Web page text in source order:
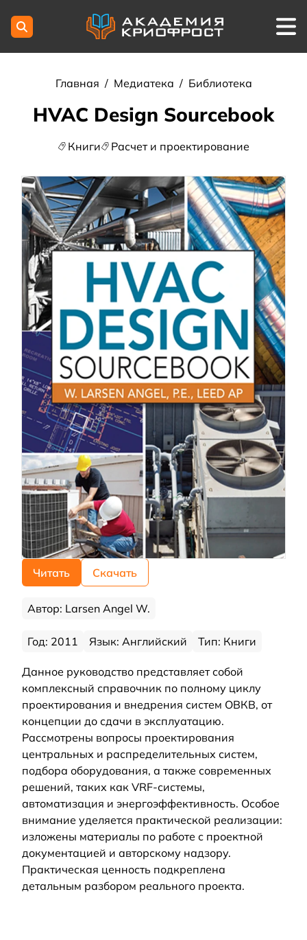
Главная / Медиатека / Библиотека
HVAC Design Sourcebook
Книги Расчет и проектирование
Читать Скачать
Автор: Larsen Angel W.
Год: 2011 Язык: Английский Тип: Книги
Данное руководство представляет собой
комплексный справочник по полному циклу
проектирования и внедрения систем ОВКВ, от
концепции до сдачи в эксплуатацию.
Рассмотрены вопросы проектирования
центральных и распределительных систем,
подбора оборудования, а также современных
решений, таких как VRF-системы,
автоматизация и энергоэффективность. Особое
внимание уделяется практической реализации:
изложены материалы по работе с проектной
документацией и авторскому надзору.
Практическая ценность подкреплена
детальным разбором реального проекта.